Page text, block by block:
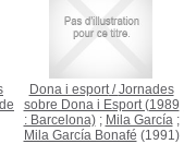
Dona i esport/Jornades
sobre Dona i Esport (1989
: Barcelona); Mila García;
Mila García Bonafé (1991)